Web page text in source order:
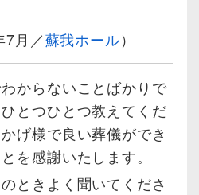
7月／蘇我ホール）
からないことばかりで
とつひとつ教えてくだ
げ様で良い葬儀ができ
を感謝いたします。
ときよく聞いてくださ